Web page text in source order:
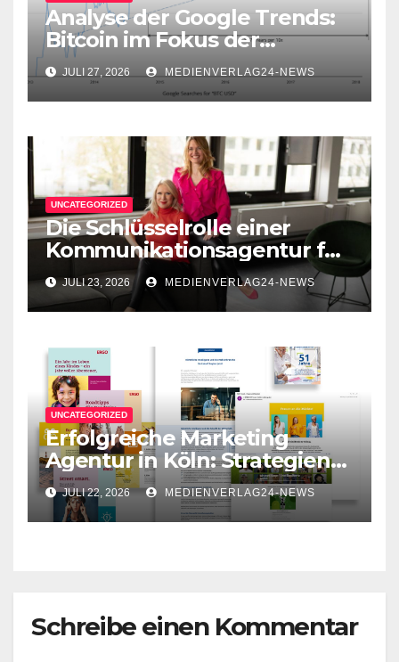
Analyse der Google Trends:
Bitcoin im Fokus der
Aufmerksamkeit
JULI 27, 2026 MEDIENVERLAG24-NEWS
UNCATEGORIZED
Die Schlüsselrolle einer
Kommunikationsagentur für
erfolgreiche
Unternehmenskommunikati
on
JULI 23, 2026 MEDIENVERLAG24-NEWS
UNCATEGORIZED
Erfolgreiche Marketing
Agentur in Köln: Strategien
für Ihr Unternehmen
JULI 22, 2026 MEDIENVERLAG24-NEWS
Schreibe einen Kommentar